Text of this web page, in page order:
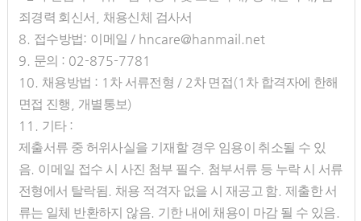
죄경력 회신서
채용신체 검사서
8. 접수방법: 이메일 / hncare@hanmail.net
9. 문의 : 02-875-7781
10. 채용방법 : 1 차 서류전형 / 2차 면접(1 차 합격자에 한해
면접 진행
개별통보)
11. 기타 :
제출서류 중 허위사실을 기재할 경우 임용이 취소될 수 있
음. 이메일 접수 시 사진 첨부 필수. 첨부서류 등 누락 시 서류
전형에서 탈락됨 . 채용 적격자 없을 시 재공고 함. 제출한 서
류는 일체 반환하지 않음. 기한 내에 채용이 마감 될 수 있음.